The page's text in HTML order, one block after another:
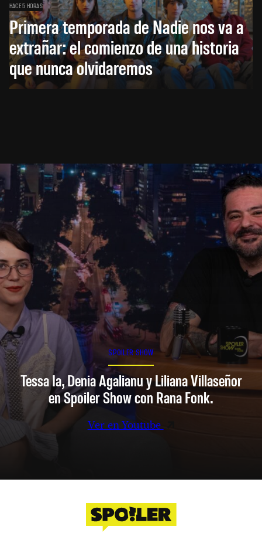
HACE 5 HORAS
Primera temporada de Nadie nos va a
extrañar: el comienzo de una historia
que nunca olvidaremos
SPOILER SHOW
Tessa Ia, Denia Agalianu y Liliana Villaseñor
en Spoiler Show con Rana Fonk.
Ver en Youtube